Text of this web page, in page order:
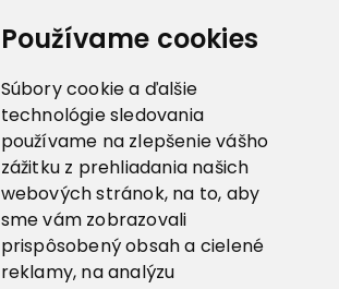
Používame cookies
Súbory cookie a ďalšie
technológie sledovania
používame na zlepšenie vášho
zážitku z prehliadania našich
webových stránok, na to, aby
sme vám zobrazovali
prispôsobený obsah a cielené
reklamy, na analýzu
Dôležité odkazy
Prima zmrzlina ↗
Pegas Premium ↗
La Panna ↗